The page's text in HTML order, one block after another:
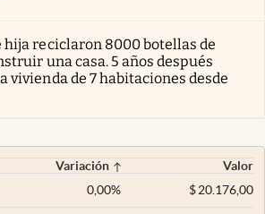
hija reciclaron 8000 botellas de
una casa. 5 años después
vivienda de 7 habitaciones desde
Variación
Valor
0,00% $20.176,00